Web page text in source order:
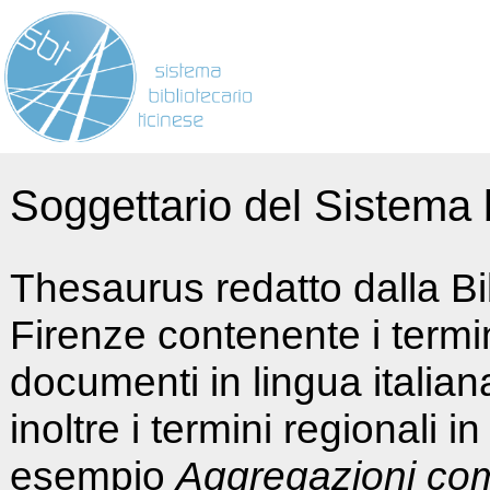
Soggettario del
Thesaurus redatto dalla
Firenze contenente i
documenti in lingua
inoltre i termini regionali
esempioAggregazioni